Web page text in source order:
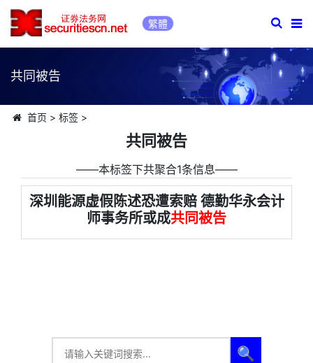
繁體
共同被告
首页 > 标签>
共同被告
――本标签下共聚合1条信息――
深圳能源虚假陈述恐遭索赔 德勤华永会计
师事务所或成共同被告
🔍